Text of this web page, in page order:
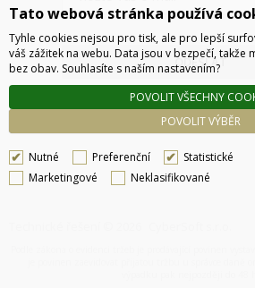
ODESLAT
Tato webová stránka používá
Tyhle cookies nejsou pro tisk, ale pro lepší
váš zážitek na webu. Data jsou v bezpečí, takže
bez obav. Souhlasíte s naším nastavením?
POVOLIT VÝBĚR
POVOLIT VŠECHNY
Nutné Preferenční
Statistické
Marketingové
Neklasifikované